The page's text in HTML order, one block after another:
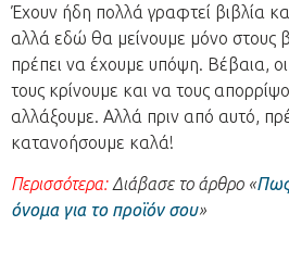
Έχουν ήδη πολλά γραφτεί βιβλία
αλλά εδώ θα μείνουμε μόνο στους
πρέπει να έχουμε υπόψη. Βέβαια, οι
τους κρίνουμε και να τους
αλλάξουμε. Αλλά πριν από αυτό,
κατανοήσουμε καλά!
Περισσότερα:Διάβασε το άρθρο «Πως
όνομα για το προϊόν σου»